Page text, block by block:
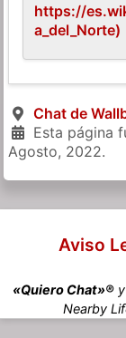
https://
a_del_Norte)
Chat de
Esta página
Agosto, 2022.
Aviso
«Quiero Chat»®y
Nearby